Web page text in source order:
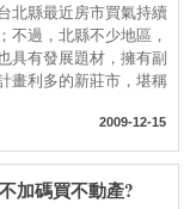
北縣最近房市買氣持續
不過，北縣不少地區，
具有發展題材，擁有副
畫利多的新莊市，堪稱
2009-12-15
加碼買不動產?